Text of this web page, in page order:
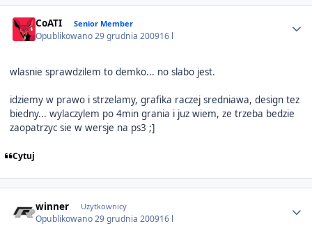
CoATI Senior Member
Opublikowano29 grudnia 200916 l
wlasnie sprawdzilem to demko... no slabo jest.
idziemy w prawo i strzelamy, grafika raczej sredniawa, design tez
biedny... wylaczylem po 4min grania i juz wiem, ze trzeba bedzie
zaopatrzyc sie w wersje na ps3 ;]
Cytuj
winner Użytkownicy
Opublikowano29 grudnia 200916 l